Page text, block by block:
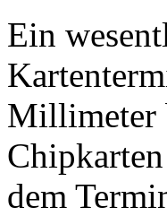
Ein
Millimeter
dem